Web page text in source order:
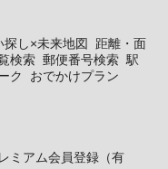
探し×未来地図
距離・面
検索 郵便番号検索 駅
ク おでかけプラン
ミアム会員登録（有